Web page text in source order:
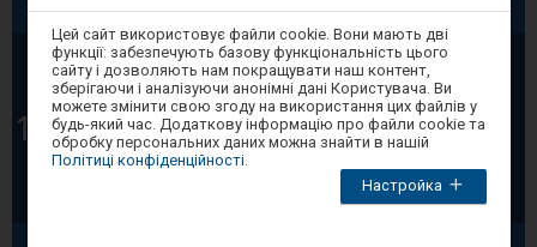
Główna
13:09 PR
R
55304
Bydgoszcz
Główna
Subkowy,
Pelplin,
Kulice
Tczewskie,
Laskowice
Pomorskie,
Kotomierz
2
Увага,
ви
перебуваєте
модальному
вікні.
Щоб
закрити
модальне
Цей сайт використовує файли cookie. Вони мають дві
функції: забезпечують базову функціональність цього
сайту і дозволяють нам покращувати наш контент,
зберігаючи і аналізуючи анонімні дані Користувача. Ви
можете змінити свою згоду на використання цих файлів у
будь-який час. Додаткову інформацію про файли cookie та
обробку персональних даних можна знайти в нашій
Політиці конфіденційності.
Настройка